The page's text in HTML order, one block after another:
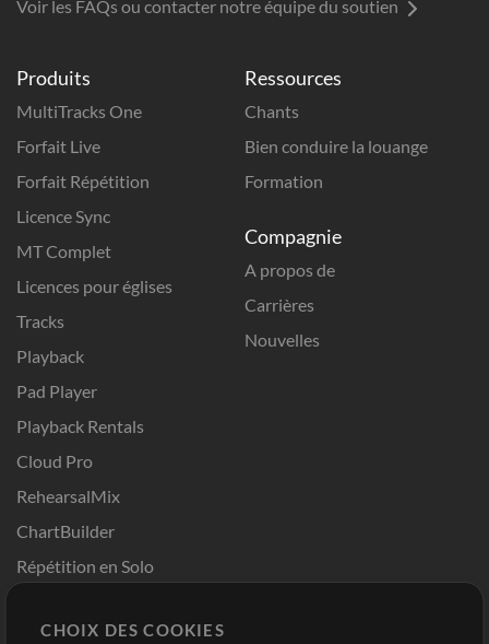
Produits
MultiTracks One
Forfait Live
Forfait Répétition
Licence Sync
MT Complet
Licences pour églises
Tracks
Playback
Pad Player
Playback Rentals
Cloud Pro
RehearsalMix
ChartBuilder
Répétition en Solo
Modèles ProPresenter
Ressources
Chants
Bien conduire la louange
Formation
Compagnie
A propos de
Carrières
Nouvelles
Voir les FAQs ou contacter notre équipe du soutien
CHOIX DES COOKIES